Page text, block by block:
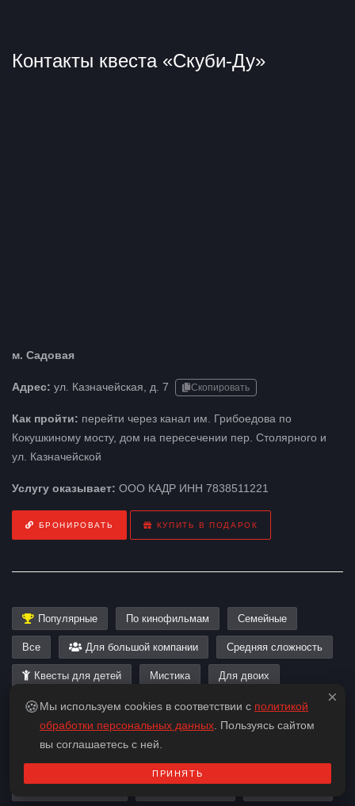
Контакты квеста «Скуби-Ду»
м. Садовая
Адрес: ул. Казначейская, д. 7 Скопировать
Как пройти: перейти через канал им. Грибоедова по
Кокушкиному мосту, дом на пересечении пер. Столярного и
ул. Казначейской
Услугу оказывает: ООО КАДР ИНН 7838511221
БРОНИРОВАТЬ КУПИТЬ В ПОДАРОК
Популярные По кинофильмам Семейные
Все Для большой компании Средняя сложность
Квесты для детей Мистика Для двоих
Нестрашные На 8 человек На 6 человек
На 5 человек На 7 человек На 4 человека
На 5-6 человек На 6-8 человек Подросткам
×
🍪Мы используем cookies в соответствии с политикой
обработки персональных данных . Пользуясь сайтом
вы соглашаетесь с ней.
ПРИНЯТЬ